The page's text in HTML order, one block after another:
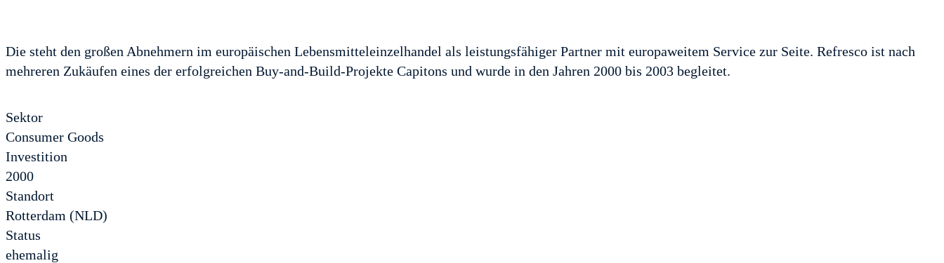
Die steht den großen Abnehmern im europäischen Lebensmitteleinzelhandel als leistungsfähiger Partner mit europaweitem Service zur Seite. Refresco ist nach
mehreren Zukäufen eines der erfolgreichen Buy-and-Build-Projekte Capitons und wurde in den Jahren 2000 bis 2003 begleitet.
Sektor
Consumer Goods
Investition
2000
Standort
Rotterdam (NLD)
Status
ehemalig